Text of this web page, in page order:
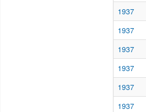
1937
1937
1937
1937
1937
1937